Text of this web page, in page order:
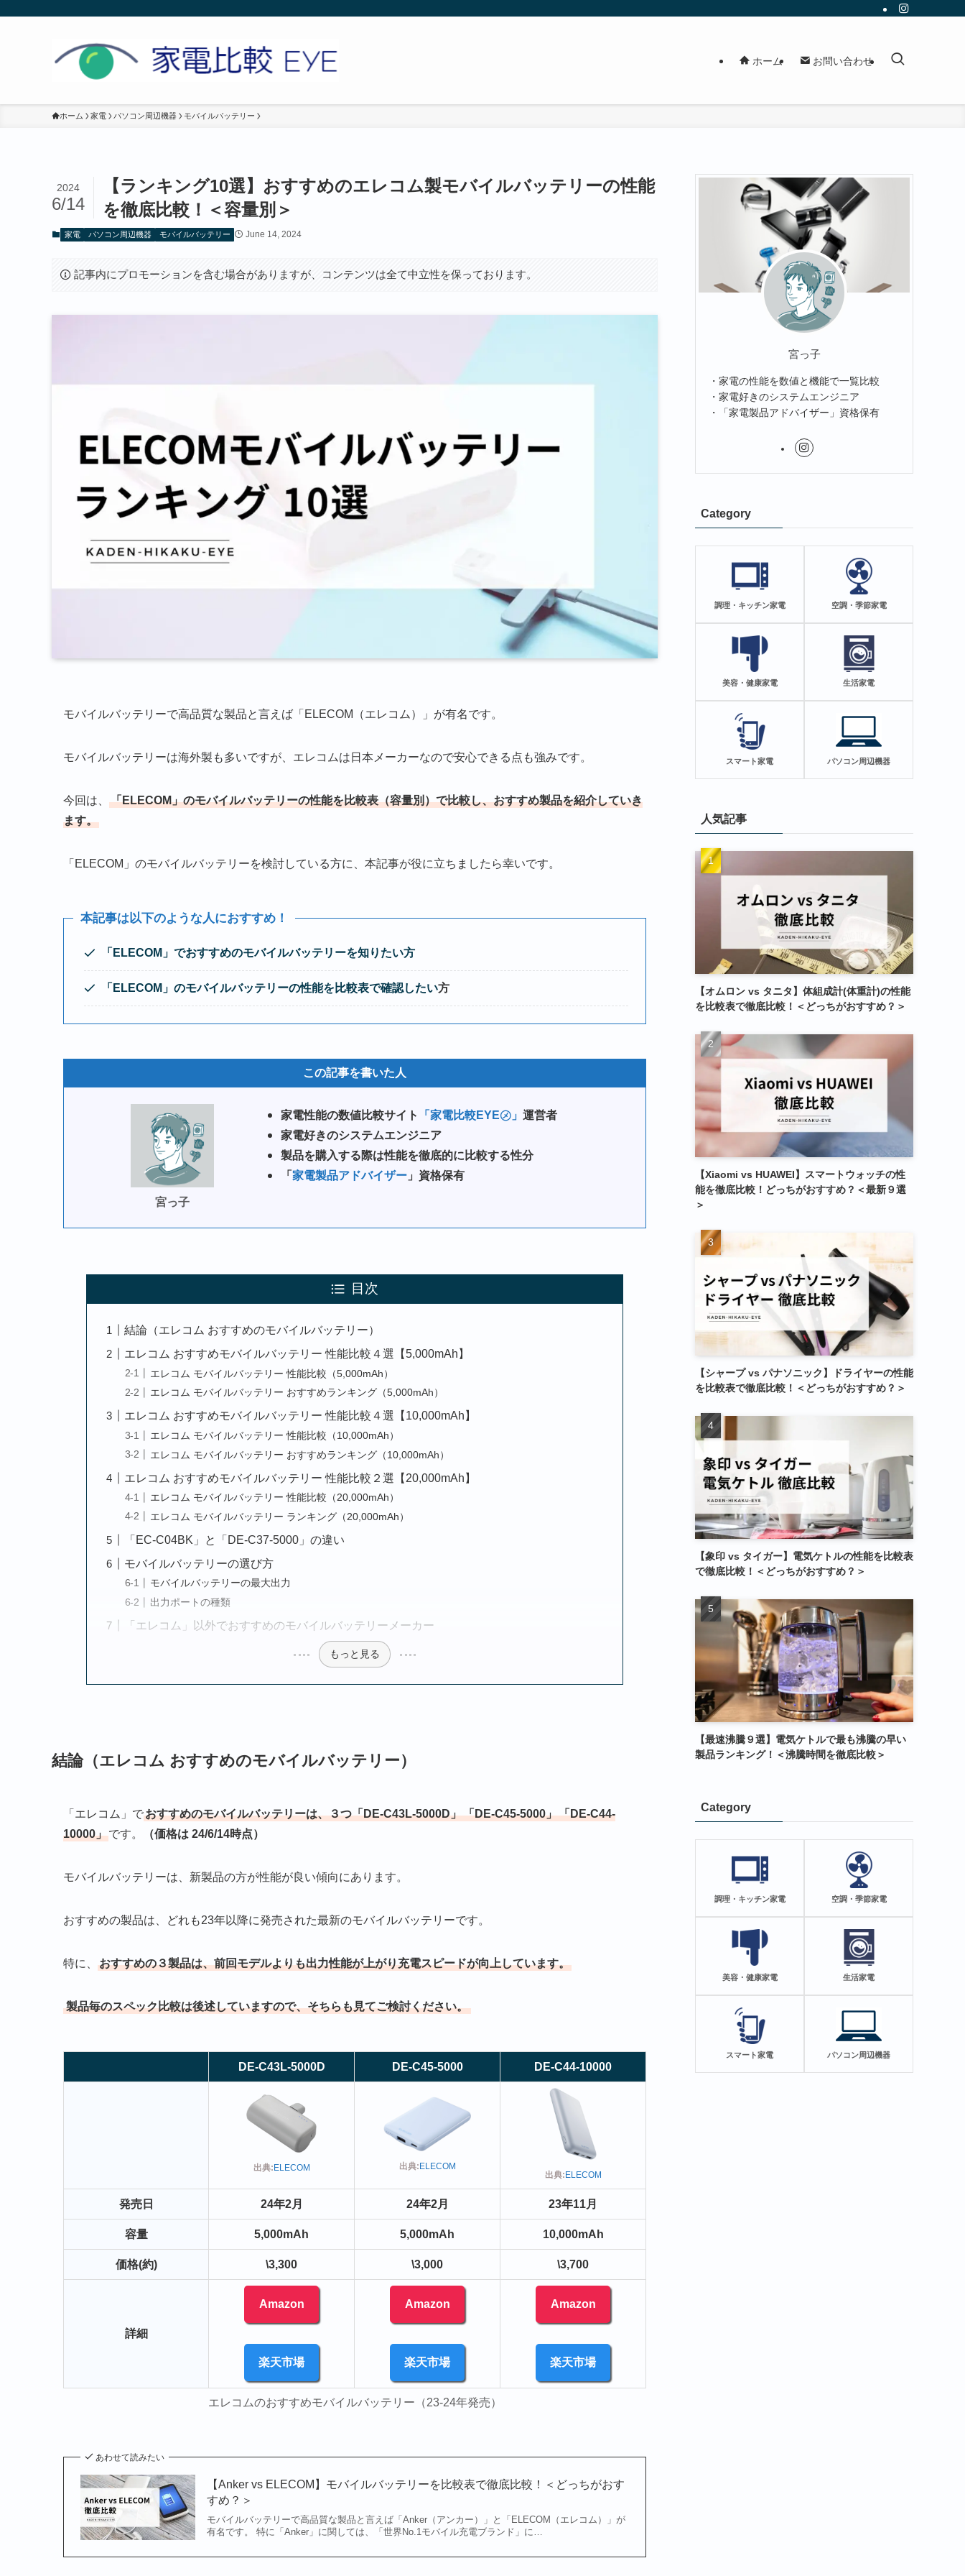
ホーム お問い合わせ
ホーム 家電 パソコン周辺機器 モバイルバッテリー
【ランキング10選】おすすめのエレコム製モバイルバッテリーの性能
を徹底比較！＜容量別＞
2024
6/14
家電 パソコン周辺機器 モバイルバッテリー June 14, 2024
記事内にプロモーションを含む場合がありますが、コンテンツは全て中立性を保っております。
モバイルバッテリーで高品質な製品と言えば「ELECOM（エレコム）」が有名です。
モバイルバッテリーは海外製も多いですが、エレコムは日本メーカーなので安心できる点も強みです。
今回は、
「ELECOM」のモバイルバッテリーの性能を比較表（容量別）で比較し、おすすめ製品を紹介していき
ます。
「ELECOM」のモバイルバッテリーを検討している方に、本記事が役に立ちましたら幸いです。
本記事は以下のような人におすすめ！
「ELECOM」でおすすめのモバイルバッテリーを知りたい方
「 ELECOM 」のモバイルバッテリーの性能を比較表で確認したい方
この記事を書いた人
宮っ子
家電性能の数値比較サイト 「家電比較EYE㋱」 運営者
家電好きのシステムエンジニア
製品を購入する際は性能を徹底的に比較する性分
「 家電製品アドバイザー」資格保有
目次
結論（エレコム おすすめのモバイルバッテリー）
エレコム おすすめモバイルバッテリー 性能比較４選【5,000mAh】
エレコム モバイルバッテリー 性能比較（5,000mAh）
エレコム モバイルバッテリー おすすめランキング（5,000mAh）
エレコム おすすめモバイルバッテリー 性能比較４選【10,000mAh】
エレコム モバイルバッテリー 性能比較（10,000mAh）
エレコム モバイルバッテリー おすすめランキング（10,000mAh）
エレコム おすすめモバイルバッテリー 性能比較２選【20,000mAh】
エレコム モバイルバッテリー 性能比較（20,000mAh）
エレコム モバイルバッテリー ランキング（20,000mAh）
「EC-C04BK」と「DE-C37-5000」の違い
モバイルバッテリーの選び方
モバイルバッテリーの最大出力
出力ポートの種類
「エレコム」以外でおすすめのモバイルバッテリーメーカー
もっと見る
結論（エレコム おすすめのモバイルバッテリー）
「エレコム」でおすすめのモバイルバッテリーは、３つ「DE-C43L-5000D」「DE-C45-5000」「DE-C44-
10000」です。 （価格は 24/6/14時点）
モバイルバッテリーは、新製品の方が性能が良い傾向にあります。
おすすめの製品は、どれも23年以降に発売された最新のモバイルバッテリーです。
特に、 おすすめの３製品は、前回モデルよりも出力性能が上がり充電スピードが向上しています。
製品毎のスペック比較は後述していますので、そちらも見てご検討ください。
DE-C43L-5000D DE-C45-5000 DE-C44-10000
出典:ELECOM 出典: ELECOM
出典:ELECOM
発売日 24年2月 24年2月 23年11月
容量 5,000mAh 5,000mAh 10,000mAh
価格(約) \3,300 \3,000 \3,700
詳細
Amazon
楽天市場
Amazon
楽天市場
Amazon
楽天市場
エレコムのおすすめモバイルバッテリー（23-24年発売）
あわせて読みたい
【Anker vs ELECOM】モバイルバッテリーを比較表で徹底比較！＜どっちがおす
すめ？＞
モバイルバッテリーで高品質な製品と言えば「Anker（アンカー）」と「ELECOM（エレコム）」が
有名です。 特に「Anker」に関しては、「世界No.1モバイル充電ブランド」に…
宮っ子
・家電の性能を数値と機能で一覧比較
・家電好きのシステムエンジニア
・「家電製品アドバイザー」資格保有
Category
調理・キッチン家電 空調・季節家電
美容・健康家電 生活家電
スマート家電 パソコン周辺機器
人気記事
【オムロン vs タニタ】体組成計(体重計)の性能
を比較表で徹底比較！＜どっちがおすすめ？＞
【Xiaomi vs HUAWEI】スマートウォッチの性
能を徹底比較！どっちがおすすめ？＜最新９選
＞
【シャープ vs パナソニック】ドライヤーの性能
を比較表で徹底比較！＜どっちがおすすめ？＞
【象印 vs タイガー】電気ケトルの性能を比較表
で徹底比較！＜どっちがおすすめ？＞
【最速沸騰９選】電気ケトルで最も沸騰の早い
製品ランキング！＜沸騰時間を徹底比較＞
Category
調理・キッチン家電 空調・季節家電
美容・健康家電 生活家電
スマート家電 パソコン周辺機器